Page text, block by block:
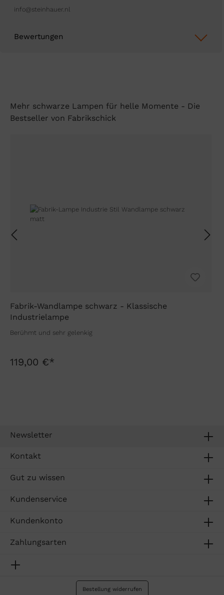
info@steinhauer.nl
Bewertungen
Mehr schwarze Lampen für helle Momente - Die
Bestseller von Fabrikschick
Fabrik-Wandlampe schwarz - Klassische
Industrielampe
Berühmt und sehr gelenkig
119,00 €*
Newsletter
Kontakt
Gut zu wissen
Kundenservice
Kundenkonto
Zahlungsarten
Bestellung widerrufen